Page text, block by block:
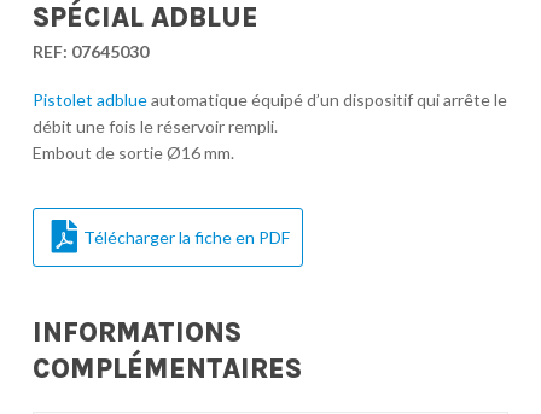
SPÉCIAL ADBLUE
REF: 07645030
Pistolet adblueautomatique équipé d’un dispositif qui arrête le
débit une fois le réservoir rempli.
Embout de sortie Ø16 mm.
Télécharger la fiche en PDF
INFORMATIONS
COMPLÉMENTAIRES